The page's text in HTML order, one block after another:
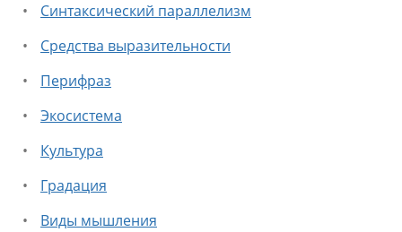
Синтаксический параллелизм
Средства выразительности
Перифраз
Экосистема
Культура
Градация
Виды мышления